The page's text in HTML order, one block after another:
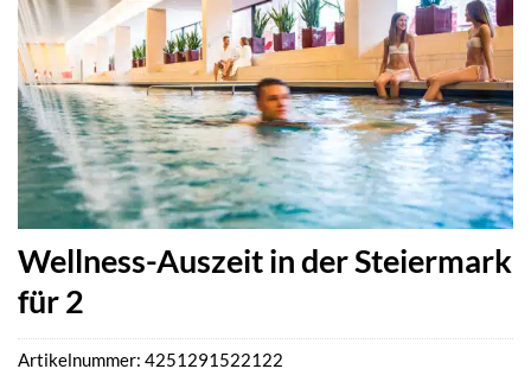
Wellness-Auszeit in der Steiermark
für 2
Artikelnummer: 4251291522122